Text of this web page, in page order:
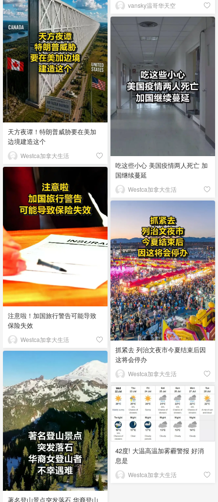
vansky温哥华天空
天方夜谭！特朗普威胁要在美加
边境建造这个
Westca加拿大生活
吃这些小心 美国疫情两人死亡 加
国继续蔓延
Westca加拿大生活
注意啦！加国旅行警告可能导致
保险失效
Westca加拿大生活
抓紧去 列治文夜市今夏结束后因
这将会停办
Westca加拿大生活
著名登山景点突发落石 华裔登山
42度! 大温高温加雾霾警报 好消
息是
Westca加拿大生活